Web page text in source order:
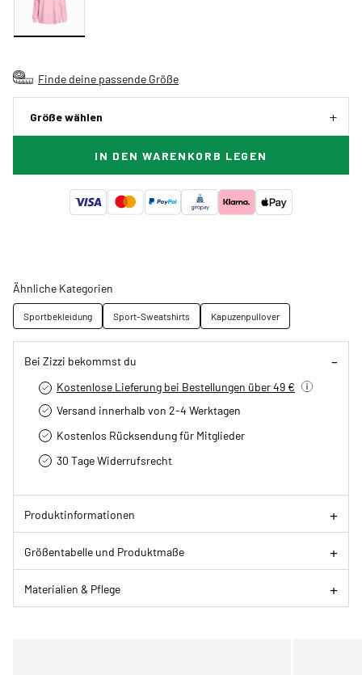
Finde deine passende Größe
Größe wählen
IN DEN WARENKORB LEGEN
Ähnliche Kategorien
Sportbekleidung Sport-Sweatshirts Kapuzenpullover
Bei Zizzi bekommst du
Kostenlose Lieferung bei Bestellungen über 49 €
Versand innerhalb von 2-4 Werktagen
Kostenlos Rücksendung für Mitglieder
30 Tage Widerrufsrecht
Produktinformationen
Größentabelle und Produktmaße
Materialien & Pflege